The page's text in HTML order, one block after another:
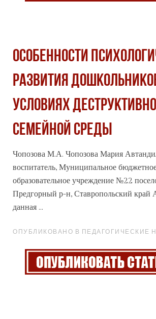
ОСОБЕННОСТИ
РАЗВИТИЯ
УСЛОВИЯХ
СЕМЕЙНОЙ СРЕДЫ
Чопозова М.А. Чопозова Мария
воспитатель, Муниципальное
образовательное учреждение №22
Предгорный р-н, Ставропольский край
данная ...
ОПУБЛИКОВАНО В ПЕДАГОГИЧЕСКИЕ